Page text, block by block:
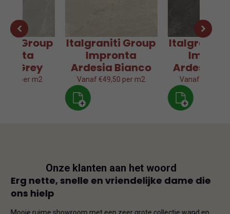
Group
Grey
per m2
Italgraniti Group
Impronta
Ardesia Bianco
Vanaf €49,50 per m2
+
Italgraniti
Ardesia
Vanaf €49,50
+
Onze klanten aan het woord
Erg nette, snelle en vriendelijke dame die
ons hielp
Mooie ruime showroom met een zeer grote collectie wand en